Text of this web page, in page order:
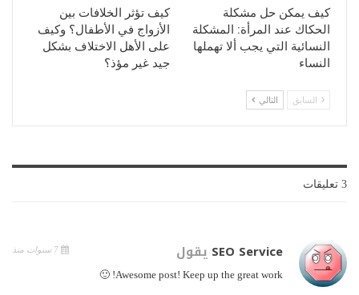
كيف يمكن حل مشكلة
الحكاك عند المرأة: المشكلة
النسائية التي يجب ألا تهملها
النساء
كيف تؤثر الخلافات بين
الأزواج في الأطفال؟ وكيف
على الأهل الاختلاف بشكل
جيد غير مؤذ؟
السابق التالي
3 تعليقات
SEO Service يقول
Awesome post! Keep up the great work! 🙂